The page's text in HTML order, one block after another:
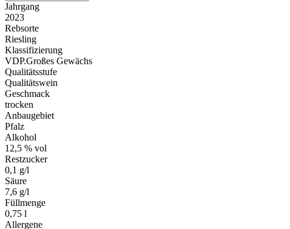
Jahrgang
2023
Rebsorte
Riesling
Klassifizierung
VDP.Großes Gewächs
Qualitätsstufe
Qualitätswein
Geschmack
trocken
Anbaugebiet
Pfalz
Alkohol
12,5 % vol
Restzucker
0,1 g/l
Säure
7,6 g/l
Füllmenge
0,75 l
Allergene